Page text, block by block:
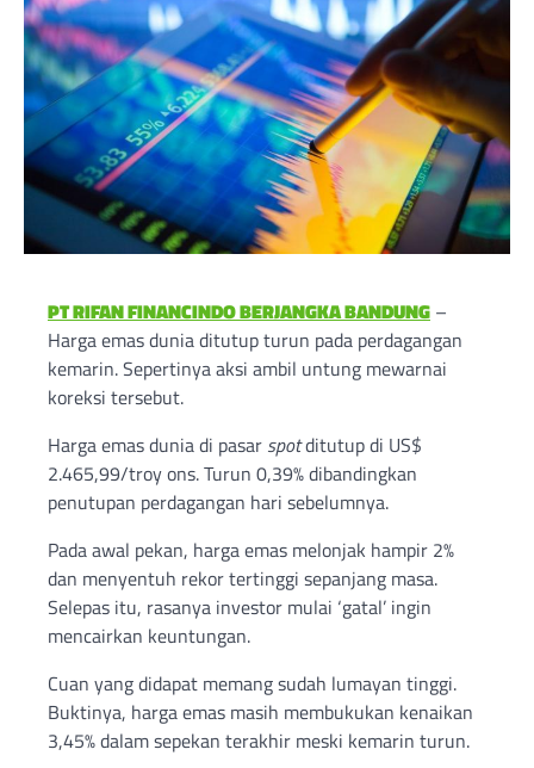
PT RIFAN FINANCINDO BERJANGKA BANDUNG –
Harga emas dunia ditutup turun pada perdagangan
kemarin. Sepertinya aksi ambil untung mewarnai
koreksi tersebut.
Harga emas dunia di pasar spotditutup di US$
2.465,99/troy ons. Turun 0,39% dibandingkan
penutupan perdagangan hari sebelumnya.
Pada awal pekan, harga emas melonjak hampir 2%
dan menyentuh rekor tertinggi sepanjang masa.
Selepas itu, rasanya investor mulai ‘gatal’ ingin
mencairkan keuntungan.
Cuan yang didapat memang sudah lumayan tinggi.
Buktinya, harga emas masih membukukan kenaikan
3,45% dalam sepekan terakhir meski kemarin turun.